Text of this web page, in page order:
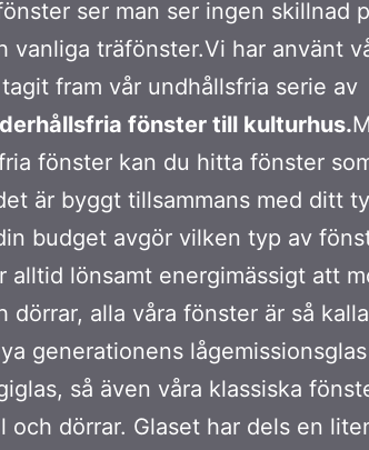
ser man ser ingen skillnad
vanliga träfönster.Vi har använt
fram vår undhållsfria serie av
fönster till kulturhus.
fönster kan du hitta fönster
är byggt tillsammans med ditt
budget avgör vilken typ av
alltid lönsamt energimässigt att
dörrar, alla våra fönster är så
generationens
så även våra klassiska
och dörrar. Glaset har dels en